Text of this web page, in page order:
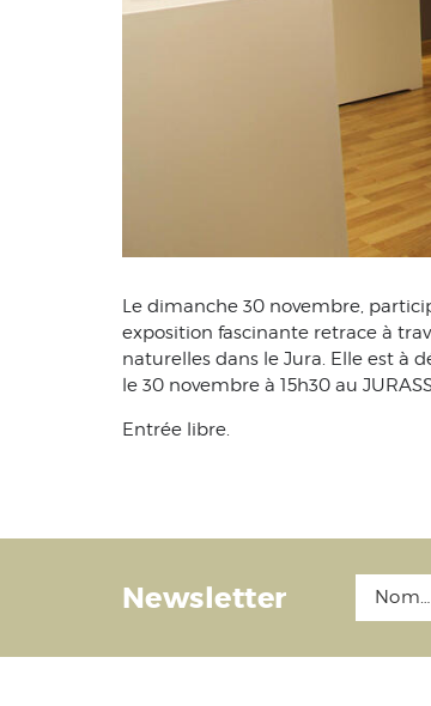
Le dimanche 30 novembre,
exposition fascinante retrace à
naturelles dans le Jura. Elle est à
le 30 novembre à 15h30 au
Entrée libre.
Newsletter